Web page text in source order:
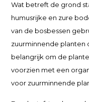
Wat betreft de grond
humusrijke en zure
van de bosbessen
zuurminnende planten
belangrijk om de
voorzien met een
voor zuurminnende